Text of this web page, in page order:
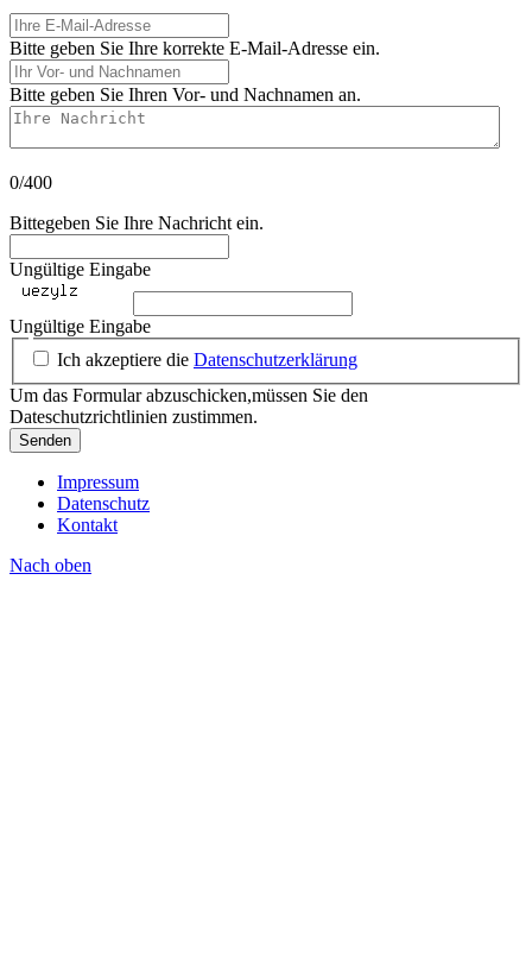
Ihre E-Mail-Adresse
Bitte geben Sie Ihre korrekte E-Mail-Adresse ein.
Ihr Vor- und Nachnamen
Bitte geben Sie Ihren Vor- und Nachnamen an.
Ihre Nachricht
0/400
Bittegeben Sie Ihre Nachricht ein.
Ungültige Eingabe
Ungültige Eingabe
Ich akzeptiere die Datenschutzerklärung
Um das Formular abzuschicken,müssen Sie den
Dateschutzrichtlinien zustimmen.
Senden
Impressum
Datenschutz
Kontakt
Nach oben